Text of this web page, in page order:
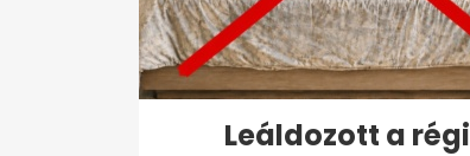
Leáldozott a régi